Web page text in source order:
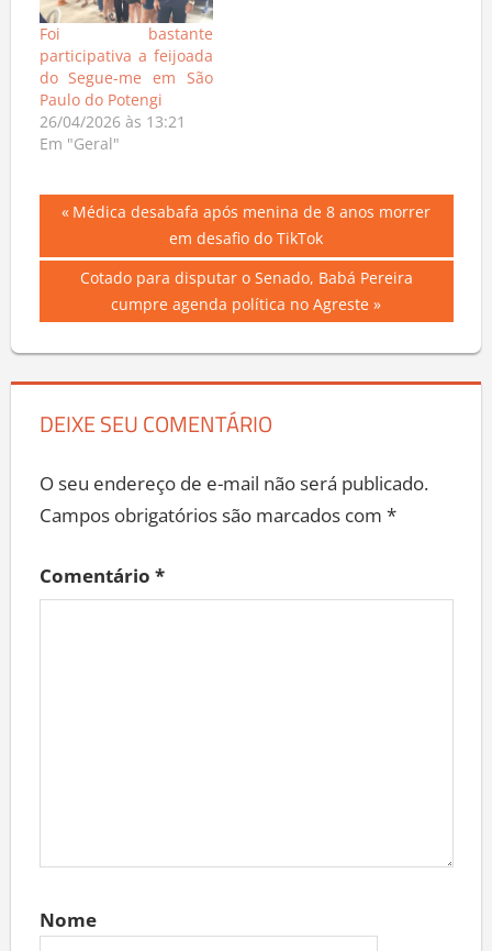
Foi bastante
participativa a feijoada
do Segue-me em São
Paulo do Potengi
26/04/2026 às 13:21
Em "Geral"
Navegação
de
Previous
Médica desabafa após menina de 8 anos morrer
em desafio do TikTok
Next
Post:
Cotado para disputar o Senado, Babá Pereira
cumpre agenda política no Agreste
DEIXE SEU COMENTÁRIO
O seu endereço de e-mail não será publicado.
Campos obrigatórios são marcados com *
Comentário *
Nome